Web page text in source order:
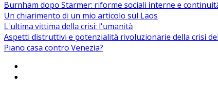
Burnham dopo Starmer: riforme sociali interne e
Un chiarimento di un mio articolo sul Laos
L'ultima vittima della crisi: l'umanità
Aspetti distruttivi e potenzialità rivoluzionarie della crisi
Piano casa contro Venezia?